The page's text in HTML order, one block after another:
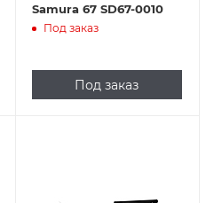
Samura 67 SD67-0010
Под заказ
Под заказ